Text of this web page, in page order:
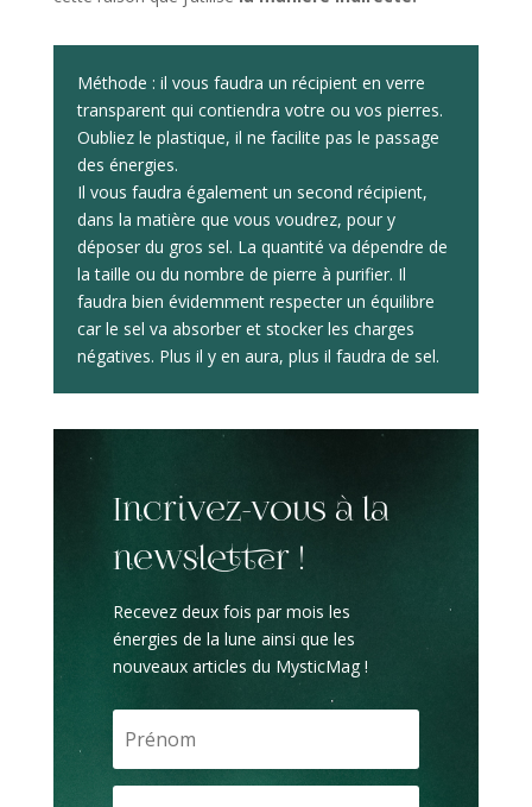
Méthode : il vous faudra un récipient en verre
transparent qui contiendra votre ou vos pierres.
Oubliez le plastique, il ne facilite pas le passage
des énergies.
Il vous faudra également un second récipient,
dans la matière que vous voudrez, pour y
déposer du gros sel. La quantité va dépendre de
la taille ou du nombre de pierre à purifier. Il
faudra bien évidemment respecter un équilibre
car le sel va absorber et stocker les charges
négatives. Plus il y en aura, plus il faudra de sel.
Incrivez-vous à la
newsletter !
Recevez deux fois par mois les
énergies de la lune ainsi que les
nouveaux articles du MysticMag !